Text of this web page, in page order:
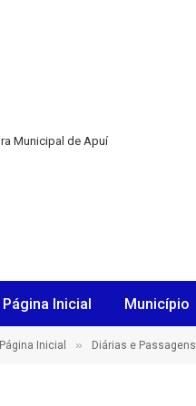
Página Inicial Município
Página Inicial » Diárias e Passagens